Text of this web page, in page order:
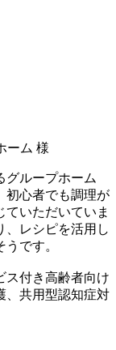
ーム 様
グループホーム
初心者でも調理が
いただいていま
、レシピを活用し
です。
ス付き高齢者向け
、共用型認知症対